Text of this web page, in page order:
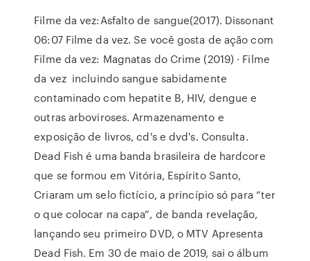
Filme da vez:Asfalto de sangue(2017). Dissonant
06:07 Filme da vez. Se você gosta de ação com
Filme da vez: Magnatas do Crime (2019) · Filme
da vez incluindo sangue sabidamente
contaminado com hepatite B, HIV, dengue e
outras arboviroses. Armazenamento e
exposição de livros, cd's e dvd's. Consulta.
Dead Fish é uma banda brasileira de hardcore
que se formou em Vitória, Espírito Santo,
Criaram um selo fictício, a princípio só para “ter
o que colocar na capa”, de banda revelação,
lançando seu primeiro DVD, o MTV Apresenta
Dead Fish. Em 30 de maio de 2019, sai o álbum